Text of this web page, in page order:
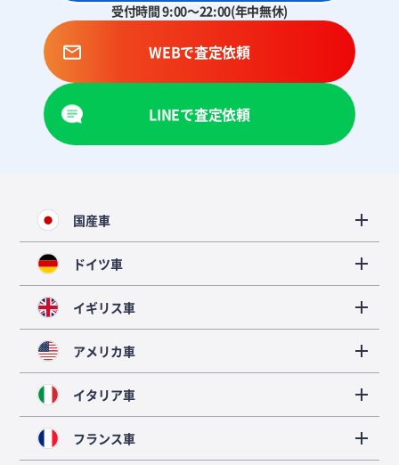
受付時間 9:00～22:00(年中無休)
WEBで査定依頼
LINEで査定依頼
国産車
ドイツ車
イギリス車
アメリカ車
イタリア車
フランス車